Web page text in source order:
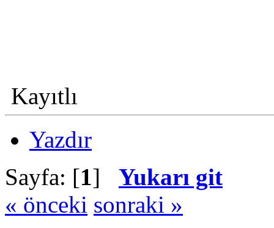
Kayıtlı
Yazdır
Sayfa: [1] Yukarı git
« önceki sonraki »